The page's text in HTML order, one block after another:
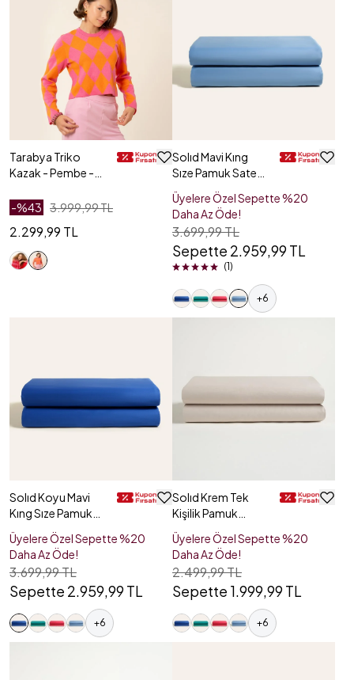
Tarabya Triko
Kazak - Pembe -
-%43 3.999,99 TL
2.299,99 TL
Solıd Mavi Kıng
Sıze Pamuk Saten
Düz Çarşaf
Üyelere Özel Sepette %20
Daha Az Öde!
3.699,99 TL
Sepette 2.959,99 TL
(1)
+6
Solıd Koyu Mavi
Kıng Sıze Pamuk
Saten Düz Çarşaf
Üyelere Özel Sepette %20
Daha Az Öde!
3.699,99 TL
Sepette 2.959,99 TL
+6
Solıd Krem Tek
Kişilik Pamuk
Saten Düz Çarşaf
Üyelere Özel Sepette %20
Daha Az Öde!
2.499,99 TL
Sepette 1.999,99 TL
+6